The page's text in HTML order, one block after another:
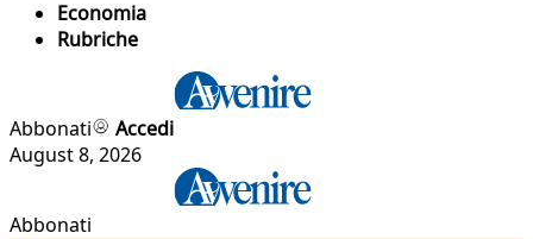
Economia
Rubriche
Abbonati
Accedi
August 8, 2026
Abbonati